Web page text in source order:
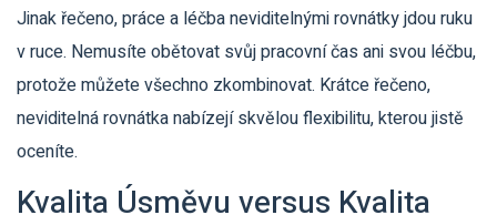
Jinak řečeno, práce a léčba neviditelnými rovnátky jdou ruku
v ruce. Nemusíte obětovat svůj pracovní čas ani svou léčbu,
protože můžete všechno zkombinovat. Krátce řečeno,
neviditelná rovnátka nabízejí skvělou flexibilitu, kterou jistě
oceníte.
Kvalita Úsměvu versus Kvalita